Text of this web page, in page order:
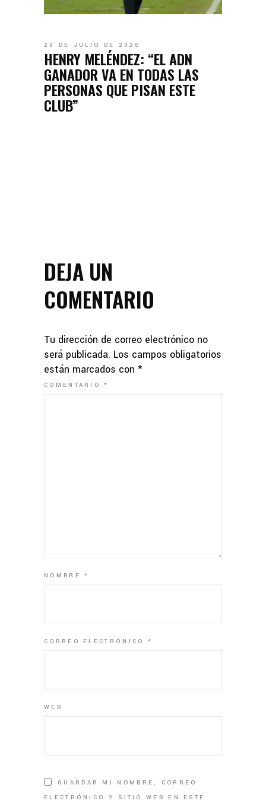
20 DE JULIO DE 2026
HENRY MELÉNDEZ: “EL ADN
GANADOR VA EN TODAS LAS
PERSONAS QUE PISAN ESTE
CLUB”
DEJA UN
COMENTARIO
Tu dirección de correo electrónico no
será publicada. Los campos obligatorios
están marcados con *
COMENTARIO*
NOMBRE*
CORREO ELECTRÓNICO *
WEB
GUARDAR MI NOMBRE, CORREO
ELECTRÓNICO Y SITIO WEB EN ESTE